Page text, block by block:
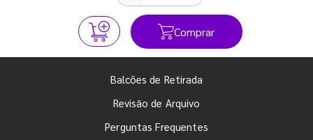
Comprar
Balcões de Retirada
Revisão de Arquivo
Perguntas Frequentes